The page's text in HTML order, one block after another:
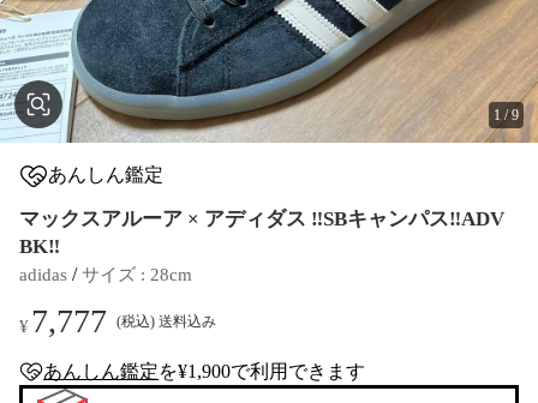
1 /9
あんしん鑑定
マックスアルーア × アディダス ‼️SBキャンパス‼️ADV
BK‼️
adidas / サイズ : 28cm
¥7,777 (税込) 送料込み
anshin-appraisal-tag
あんしん鑑定を¥1,900で利用できます